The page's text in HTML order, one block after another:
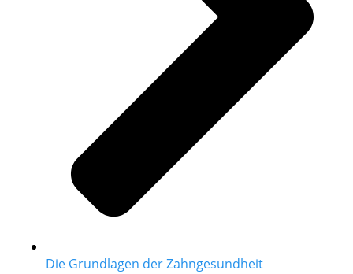
Die Grundlagen der Zahngesundheit